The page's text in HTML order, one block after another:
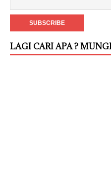
LAGI CARI APA ?